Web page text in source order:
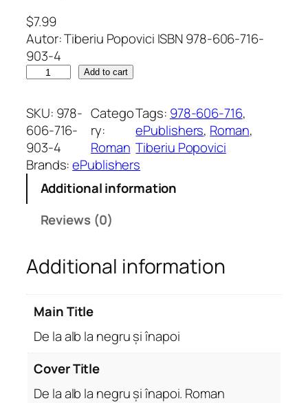
$7.99
Autor: Tiberiu Popovici ISBN 978-606-716-
903-4
l
a
a
l
b
g
r
u
Add to cart
SKU: 978-
606-716-
903-4
Catego
ry:
Roman
Tags: 978-606-716
ePublishers, Roman
Tiberiu Popovici
Brands:ePublishers
Additional information
Reviews (0)
Additional information
Main Title
De la alb la negru și înapoi
Cover Title
De la alb la negru și înapoi. Roman